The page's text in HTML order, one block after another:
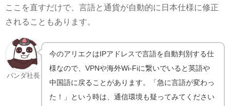
ここを直すだけで、言語と通貨が自動的に日本仕様に修正
されることもあります。
パンダ社長
今のアリエクはIPアドレスで言語を自動判別する仕
様なので、VPNや海外Wi-Fiに繋いでいると英語や
中国語に戻ることがあります。「急に言語が変わっ
た！」という時は、通信環境も疑ってみてください